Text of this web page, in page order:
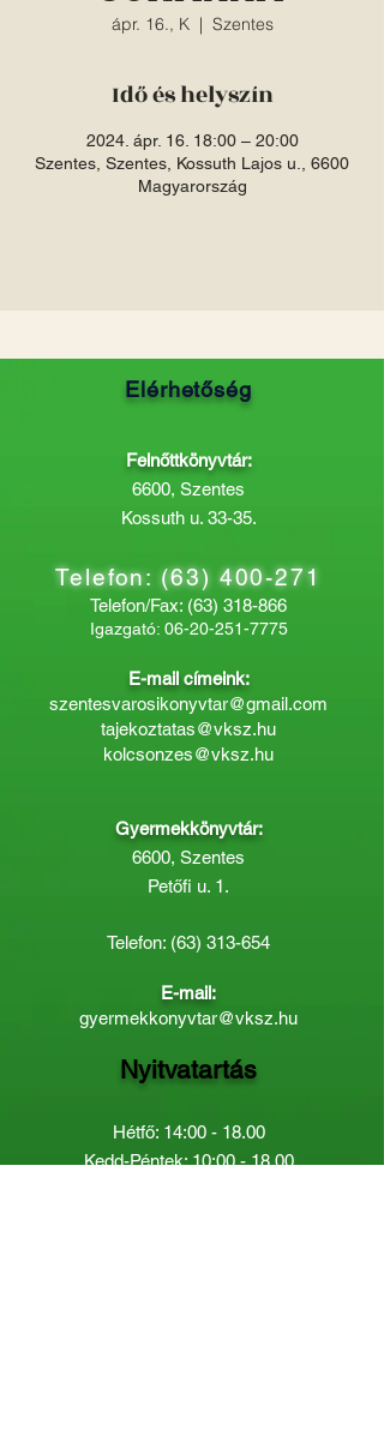
ápr. 16., K
  |
Szentes
Idő és helyszín
2024. ápr. 16. 18:00 – 20:00
Szentes, Szentes, Kossuth Lajos u., 6600
Magyarország
Elérhetőség
Felnőttkönyvtár:
6600, Szentes
Kossuth u. 33-35.
Telefon:(63) 400-271
Telefon/Fax: (63) 318-866
Igazgató: 06-20-251-7775
E-mail címeink:
szentesvarosikonyvtar@gmail.com
tajekoztatas@vksz.hu
kolcsonzes@vksz.hu
Gyermekkönyvtár:
6600, Szentes
Petőfi u. 1.
Telefon: (63) 313-654
E-mail:
gyermekkonyvtar@vksz.hu
Nyitvatartás
Hétfő: 14:00 - 18.00
Kedd-Péntek: 10:00 - 18.00